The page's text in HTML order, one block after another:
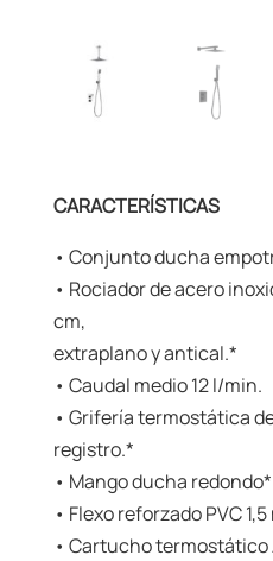
CARACTERÍSTICAS
• Conjunto ducha
• Rociador de acero
cm,
extraplano y antical.*
• Caudal medio 12 l/min.
• Grifería termostática
registro.*
• Mango ducha
• Flexo reforzado PVC 1,5
• Cartucho termostático